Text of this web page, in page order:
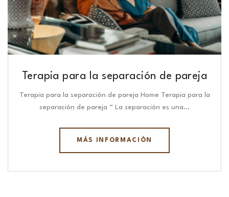
Terapia para la separación de pareja
Terapia para la separación de pareja Home Terapia para la
separación de pareja “ La separación es una…
MÁS INFORMACIÓN